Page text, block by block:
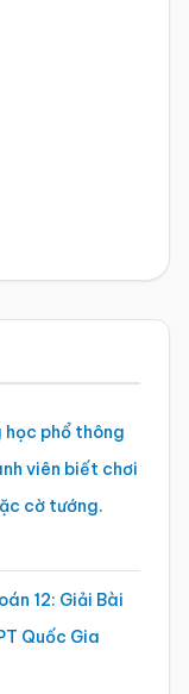
phổ thông
viên biết chơi
cờ tướng.
12: Giải Bài
Quốc Gia